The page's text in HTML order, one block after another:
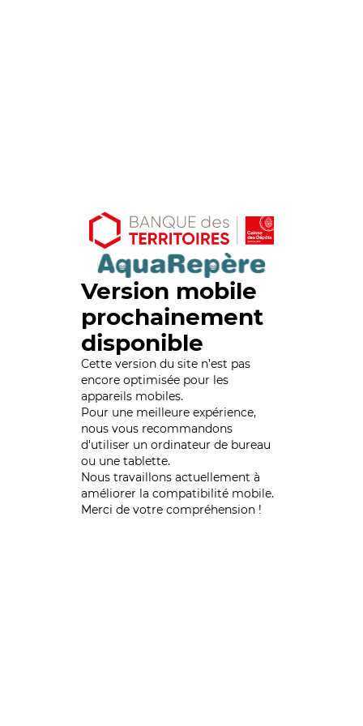
Version mobile
prochainement
disponible
Cette version du site n’est pas
encore optimisée pour les
appareils mobiles.
Pour une meilleure expérience,
nous vous recommandons
d'utiliser un ordinateur de bureau
ou une tablette.
Nous travaillons actuellement à
améliorer la compatibilité mobile.
Merci de votre compréhension !